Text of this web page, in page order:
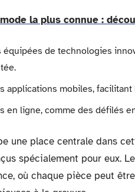
la plus connue :
de technologies
applications mobiles,
en ligne, comme des défilés
une place centrale dans
spécialement pour eux.
où chaque pièce peut